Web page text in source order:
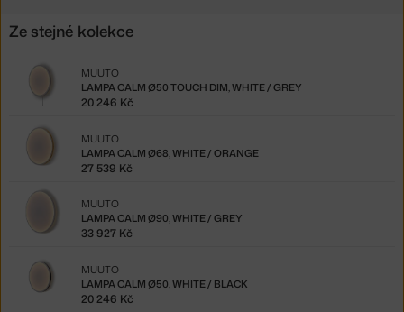
Ze stejné kolekce
LAMPA CALM Ø50 TOUCH DIM, WHITE / GREY
MUUTO
20 246 Kč
LAMPA CALM Ø68, WHITE / ORANGE
MUUTO
27 539 Kč
LAMPA CALM Ø90, WHITE / GREY
MUUTO
33 927 Kč
LAMPA CALM Ø50, WHITE / BLACK
MUUTO
20 246 Kč